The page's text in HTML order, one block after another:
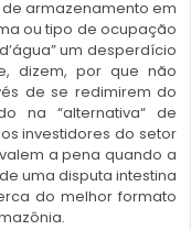
armazenamento em
ou tipo de ocupação
um desperdício
dizem, por que não
de se redimirem do
na “alternativa“ de
investidores do setor
a pena quando a
uma disputa intestina
do melhor formato